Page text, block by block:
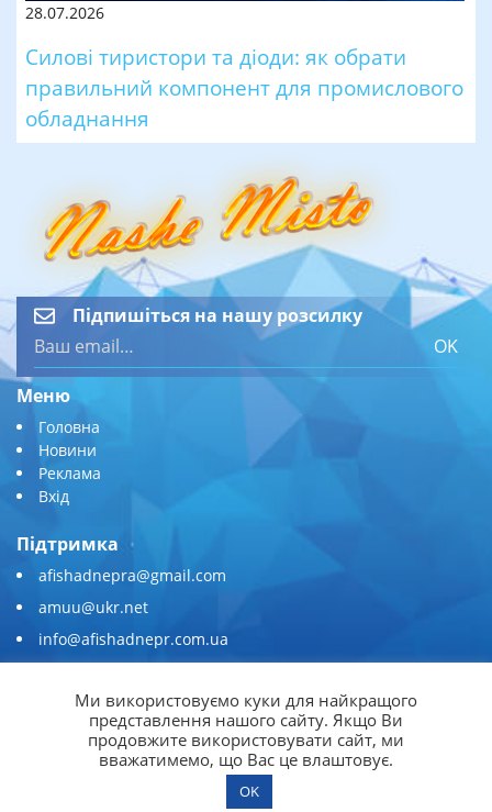
28.07.2026
Силові тиристори та діоди: як обрати
правильний компонент для промислового
обладнання
Підпишіться на нашу розсилку
OK
Меню
Головна
Новини
Реклама
Вхід
Підтримка
afishadnepra@gmail.com
amuu@ukr.net
info@afishadnepr.com.ua
Приєднуйтесь
Ми використовуємо куки для найкращого
представлення нашого сайту. Якщо Ви
продовжите використовувати сайт, ми
вважатимемо, що Вас це влаштовує.
OK